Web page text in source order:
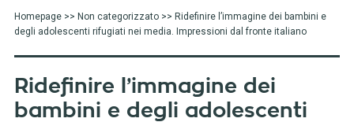
Homepage>> Non categorizzato>> Ridefinire l’immagine dei bambini e
degli adolescenti rifugiati nei media. Impressioni dal fronte italiano
Ridefinire l’immagine dei
bambini e degli adolescenti